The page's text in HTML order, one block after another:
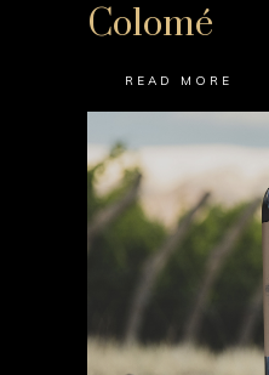
Colomé
READ MORE